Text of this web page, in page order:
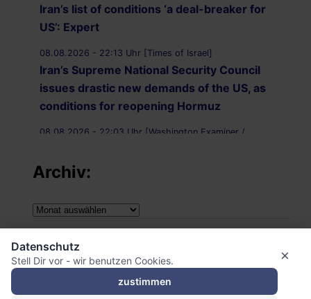
Iran’s list of conditions ‘a deal-breaker for
US’: Expert
08.08.2026 - 22:13 Uhr [Times of Israel]
Iran’s Supreme National Security Council
issues drastic new demands of the US, as
conditions for reopening Hormuz
08.08.2026 - 22:03 Uhr [Washington Examiner /
Iran just appointed a national joke to lead
08.08.2026 - 21:50 Uhr [Ahram.org.eg]
Iran appoints new Secretary of the Supreme
National Security Council
Vessel struck off coast of Oman: UKMTO
Archiv:
Archiv:
Impressum
Datenschutzerklärung
×
Datenschutz
Stell Dir vor - wir benutzen Cookies.
zustimmen